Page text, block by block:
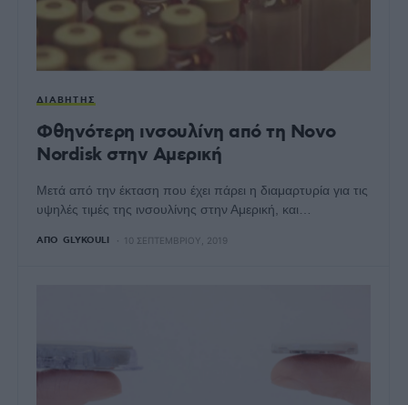
ΔΙΑΒΉΤΗΣ
Φθηνότερη ινσουλίνη από τη Novo
Nordisk στην Αμερική
Μετά από την έκταση που έχει πάρει η διαμαρτυρία για τις
υψηλές τιμές της ινσουλίνης στην Αμερική, και…
ΑΠΌ GLYKOULI 10 ΣΕΠΤΕΜΒΡΊΟΥ, 2019